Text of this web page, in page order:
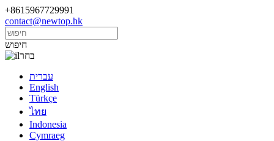
+8615967729991
contact@newtop.hk
חיפוש
בחר
עברית
English
Türkçe
ไทย
Indonesia
Cymraeg